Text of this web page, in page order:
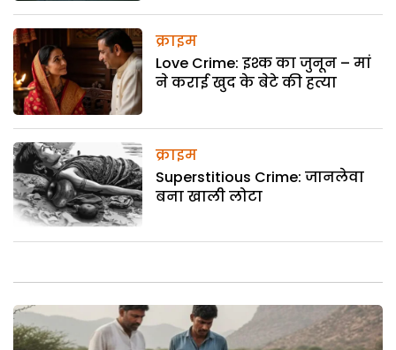
क्राइम
Love Crime: इश्क का जुनून – मां
ने कराई खुद के बेटे की हत्या
क्राइम
Superstitious Crime: जानलेवा
बना खाली लोटा